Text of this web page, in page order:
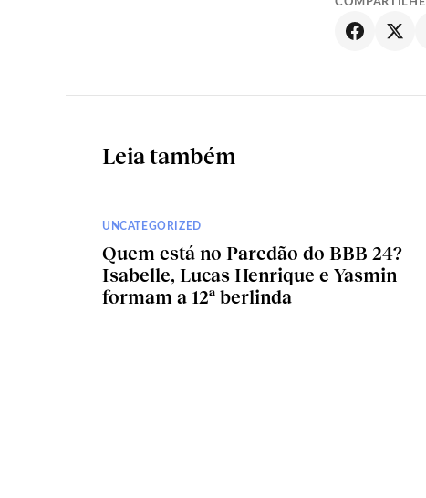
Leia também
UNCATEGORIZED
Quem está no Paredão do BBB 24?
Isabelle, Lucas Henrique e Yasmin
formam a 12ª berlinda